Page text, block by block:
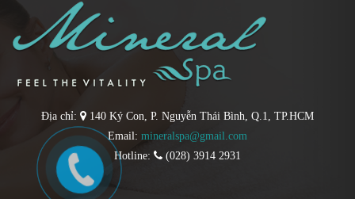
Địa chỉ:
140 Ký Con, P. Nguyễn Thái Bình, Q.1, TP.HCM
Email: mineralspa@gmail.com
Hotline:
(028) 3914 2931